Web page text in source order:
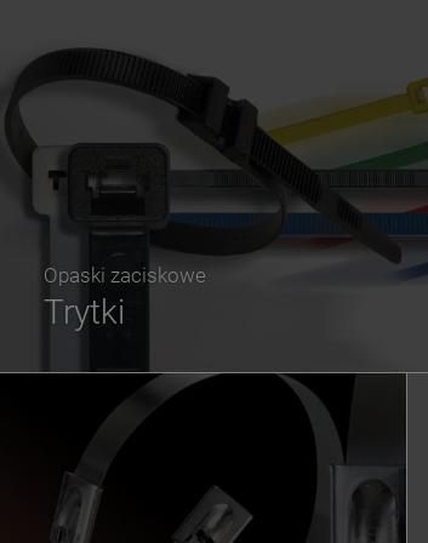
Opaski zaciskowe
Trytki